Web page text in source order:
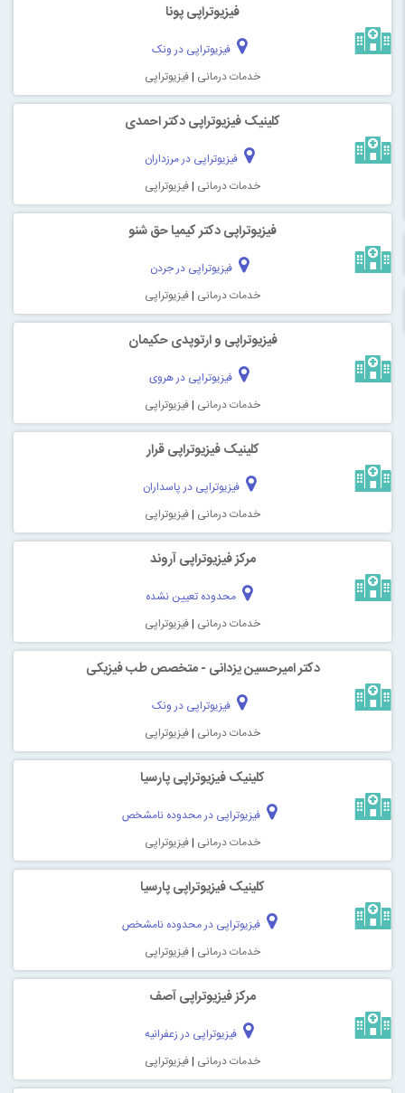
فیزیوتراپی پونا
فیزیوتراپی در ونک
خدمات درمانی |فیزیوتراپی
کلینیک فیزیوتراپی دکتر احمدی
فیزیوتراپی در مرزداران
خدمات درمانی |فیزیوتراپی
فیزیوتراپی دکتر کیمیا حق شنو
فیزیوتراپی در جردن
خدمات درمانی |فیزیوتراپی
فیزیوتراپی و ارتوپدی حکیمان
فیزیوتراپی در هروی
خدمات درمانی |فیزیوتراپی
کلینیک فیزیوتراپی قرار
فیزیوتراپی در پاسداران
خدمات درمانی |فیزیوتراپی
مرکز فیزیوتراپی آروند
محدوده تعیین نشده
خدمات درمانی |فیزیوتراپی
دکتر امیرحسین یزدانی - متخصص طب فیزیکی
فیزیوتراپی در ونک
خدمات درمانی |فیزیوتراپی
كلينيک فيزيوتراپی پارسيا
فیزیوتراپی در محدوده نامشخص
خدمات درمانی |فیزیوتراپی
كلينیک فيزيوتراپی پارسيا
فیزیوتراپی در محدوده نامشخص
خدمات درمانی |فیزیوتراپی
مرکز فیزیوتراپی آصف
فیزیوتراپی در زعفرانیه
خدمات درمانی |فیزیوتراپی